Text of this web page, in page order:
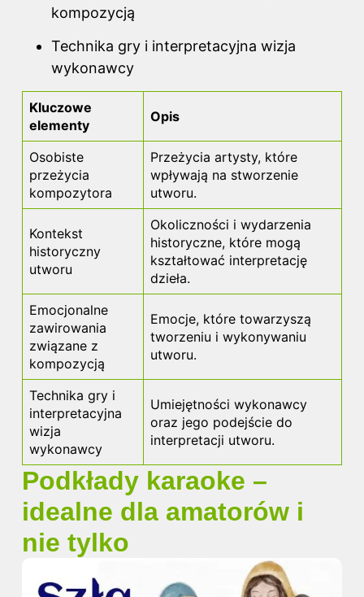
kompozycją
Technika gry i interpretacyjna wizja
wykonawcy
Kluczowe
elementy
Opis
Osobiste
przeżycia
kompozytora
Przeżycia artysty, które
wpływają na stworzenie
utworu.
Kontekst
historyczny
utworu
Okoliczności i wydarzenia
historyczne, które mogą
kształtować interpretację
dzieła.
Emocjonalne
zawirowania
związane z
kompozycją
Emocje, które towarzyszą
tworzeniu i wykonywaniu
utworu.
Technika gry i
interpretacyjna
wizja
wykonawcy
Umiejętności wykonawcy
oraz jego podejście do
interpretacji utworu.
Podkłady karaoke –
idealne dla amatorów i
nie tylko